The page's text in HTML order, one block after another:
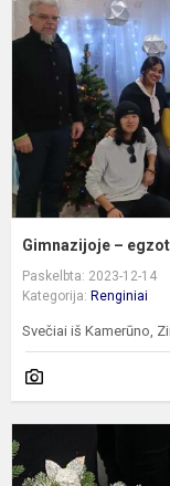
Gimnazijoje –
Paskelbta: 2023-12-14
Kategorija: Renginiai
Svečiai iš Kamerūno,